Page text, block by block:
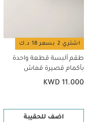
اشتري 2 بسعر 18 د.ك
طقم ألبسة قطعة واحدة
بأكمام قصيرة قماش
عضوي بلون أبيض - 5 قطع
KWD 11.000
اضف للحقيبة